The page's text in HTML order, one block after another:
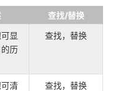
查找/替换
显
历
查找，替换
清
查找，替换